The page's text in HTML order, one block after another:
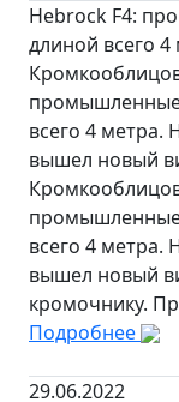
Hebrock F4:
длиной всего 4
промышленные
всего 4 метра.
вышел новый
промышленные
всего 4 метра.
вышел новый
кромочнику.
Подробнее
29.06.2022